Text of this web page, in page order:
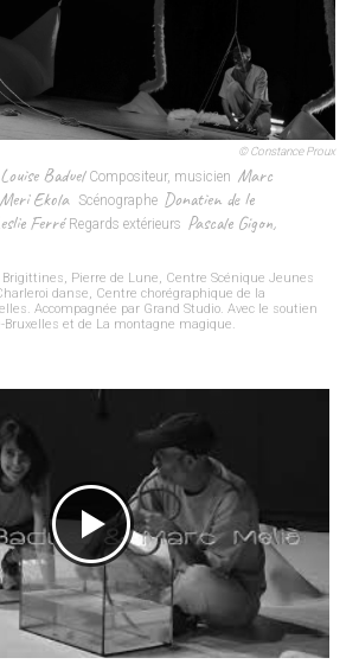
© Constance Proux
Louise Baduel Compositeur, musicien Marc
Meri Ekola Scénographe Donatien de le
Ferré Regards extérieurs Pascale Gigon,
Brigittines, Pierre de Lune, Centre Scénique Jeunes
danse, Centre chorégraphique de la
Accompagnée par Grand Studio. Avec le soutien
Bruxelles et de La montagne magique.